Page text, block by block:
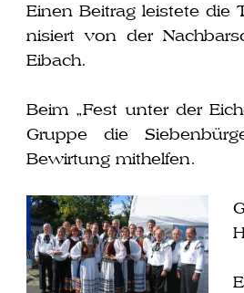
Einen Beitrag leis­te­te die
ni­siert von der
Eibach.
Beim „Fest unter der
Gruppe die
Bewirtung mithelfen.